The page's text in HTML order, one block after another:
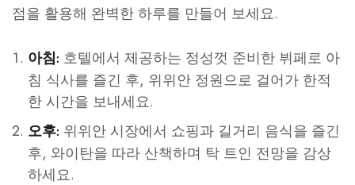
점을 활용해 완벽한 하루를 만들어 보세요.
아침: 호텔에서 제공하는 정성껏 준비한 뷔페로 아
침 식사를 즐긴 후, 위위안 정원으로 걸어가 한적
한 시간을 보내세요.
오후: 위위안 시장에서 쇼핑과 길거리 음식을 즐긴
후, 와이탄을 따라 산책하며 탁 트인 전망을 감상
하세요.